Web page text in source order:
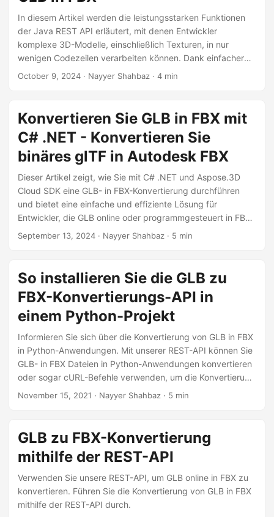
e
n
In diesem Artikel werden die leistungsstarken Funktionen
der Java REST API erläutert, mit denen Entwickler
komplexe 3D-Modelle, einschließlich Texturen, in nur
wenigen Codezeilen verarbeiten können. Dank einfacher
Integration und plattformübergreifender Unterstützung
damit ein unverzichtbares Werkzeug für 3D-Designer und -
Entwickler.
October 9, 2024 · Nayyer Shahbaz · 4 min
Konvertieren Sie GLB in FBX mit
C# .NET - Konvertieren Sie
binäres glTF in Autodesk FBX
Dieser Artikel zeigt, wie Sie mit C# .NET und Aspose.3D
Cloud SDK eine GLB- in FBX-Konvertierung durchführen
und bietet eine einfache und effiziente Lösung für
Entwickler, die GLB online oder programmgesteuert in FBX
konvertieren möchten.
September 13, 2024 · Nayyer Shahbaz · 5 min
So installieren Sie die GLB zu
FBX-Konvertierungs-API in
einem Python-Projekt
Informieren Sie sich über die Konvertierung von GLB in FBX
in Python-Anwendungen. Mit unserer REST-API können Sie
GLB- in FBX Dateien in Python-Anwendungen konvertieren
oder sogar cURL-Befehle verwenden, um die Konvertierung
von GLB in FBX durchzuführen.
November 15, 2021 · Nayyer Shahbaz · 5 min
GLB zu FBX-Konvertierung
mithilfe der REST-API
Verwenden Sie unsere REST-API, um GLB online in FBX zu
konvertieren. Führen Sie die Konvertierung von GLB in FBX
mithilfe der REST-API durch.